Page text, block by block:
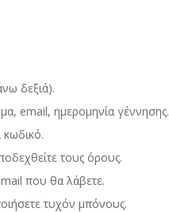
δεξιά).
email, ημερομηνία γέννησης.
τους όρους.
που θα λάβετε.
τυχόν μπόνους.